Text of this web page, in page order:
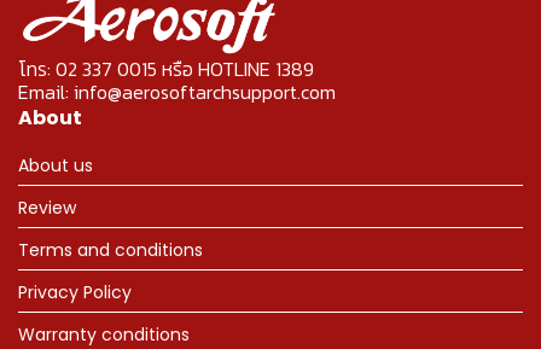
โทร: 02 337 0015 หรือ HOTLINE 1389
Email: info@aerosoftarchsupport.com
About
About us
Review
Terms and conditions
Privacy Policy
Warranty conditions